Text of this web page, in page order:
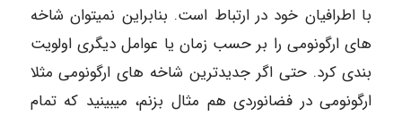
با اطرافیان خود در ارتباط است. بنابراین نمیتوان شاخه
های ارگونومی را بر حسب زمان یا عوامل دیگری اولویت
بندی کرد. حتی اگر جدیدترین شاخه های ارگونومی مثلا
ارگونومی در فضانوردی هم مثال بزنم، میبینید که تمام